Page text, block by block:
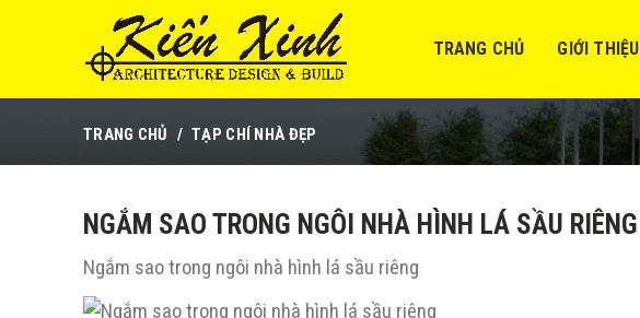
TRANG CHỦ GIỚI THIỆU
TRANG CHỦ TẠP CHÍ NHÀ ĐẸP
NGẮM SAO TRONG NGÔI NHÀ HÌNH LÁ SẦU RIÊNG
Ngắm sao trong ngôi nhà hình lá sầu riêng